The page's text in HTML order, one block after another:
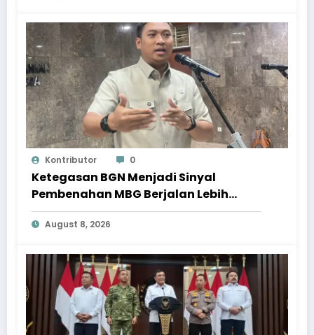
Kontributor 0
Ketegasan BGN Menjadi Sinyal
Pembenahan MBG Berjalan Lebih
Serius
August 8, 2026